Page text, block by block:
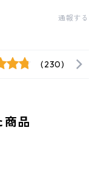
通報する
(230)
商品